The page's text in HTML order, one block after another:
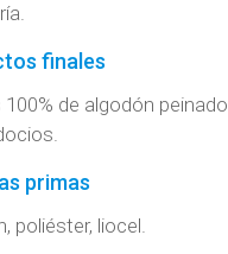
finales
100% de algodón
primas
poliéster, liocel.